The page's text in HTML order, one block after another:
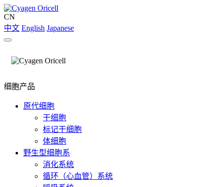
CN
中文 English Japanese
细胞产品
原代细胞
干细胞
标记干细胞
体细胞
野生型细胞系
消化系统
循环（心血管）系统